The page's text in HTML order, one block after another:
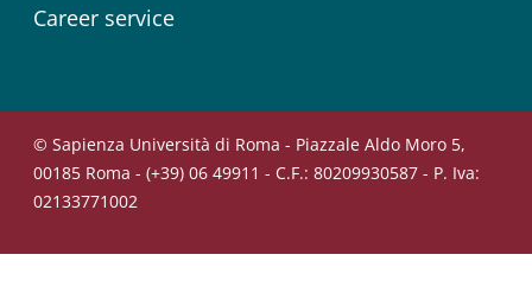
Career service
© Sapienza Università di Roma - Piazzale Aldo Moro 5,
00185 Roma - (+39) 06 49911 - C.F.: 80209930587 - P. Iva:
02133771002